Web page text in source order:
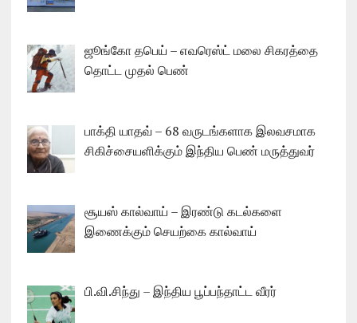
ஜூங்கோ தபெய் – எவரெஸ்ட் மலை சிகரத்தை
தொட்ட முதல் பெண்
பாக்தி யாதவ் – 68 வருடங்களாக இலவசமாக
சிகிச்சையளிக்கும் இந்திய பெண் மருத்துவர்
சூயஸ் கால்வாய் – இரண்டு கடல்களை
இணைக்கும் செயற்கை கால்வாய்
பி.வி.சிந்து – இந்திய பூப்பந்தாட்ட வீரர்